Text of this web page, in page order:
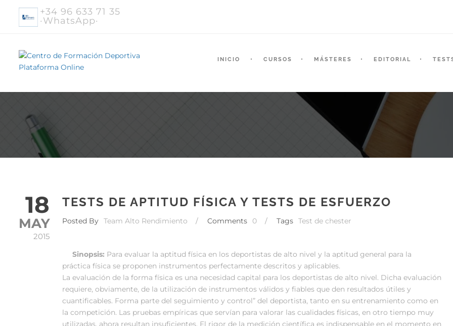
+34 96 633 71 35
·WhatsApp·
INICIO CURSOS MÁSTERES EDITORIAL
18
MAY
2015
TESTS DE APTITUD FÍSICA Y TESTS DE ESFUERZO
Posted By Team Alto Rendimiento / Comments 0 / Tags Test de chester
Sinopsis: Para evaluar la aptitud física en los deportistas de alto nivel y la aptitud general para la
práctica física se proponen instrumentos perfectamente descritos y aplicables.
La evaluación de la forma física es una necesidad capital para los deportistas de alto nivel. Dicha evaluación
requiere, obviamente, de la utilización de instrumentos válidos y fiables que den resultados útiles y
cuantificables. Forma parte del seguimiento y control” del deportista, tanto en su entrenamiento como en
la competición. Las pruebas empíricas que servían para valorar las cualidades físicas, en otro tiempo muy
utilizadas, ahora resultan insuficientes. El rigor de la medición científica es indispensable en el momento en